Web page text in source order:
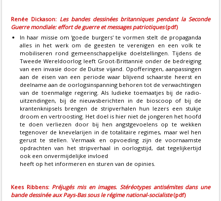
Renée Dickason: Les bandes dessinées britanniques pendant la Seconde
Guerre mondiale: effort de guerre et messages patriotiques(pdf)
In haar missie om 'goede burgers' te vormen stelt de propaganda
alles in het werk om de geesten te verenigen en een volk te
mobiliseren rond gemeenschappelijke doelstellingen. Tijdens de
Tweede Wereldoorlog leeft Groot-Brittannië onder de bedreiging
van een invasie door de Duitse vijand. Opofferingen, aanpassingen
aan de eisen van een periode waar blijvend schaarste heerst en
deelname aan de oorlogsinspanning behoren tot de verwachtingen
van de toenmalige regering. Als ludieke toemaatjes bij de radio-
uitzendingen, bij de nieuwsberichten in de bioscoop of bij de
krantenknipsels brengen de stripverhalen hun lezers een stukje
droom en vertroosting. Het doel is hier niet de jongeren het hoofd
te doen verliezen door bij hen angstgevoelens op te wekken
tegenover de knevelarijen in de totalitaire regimes, maar wel hen
gerust te stellen. Vermaak en opvoeding zijn de voornaamste
opdrachten van het stripverhaal in oorlogstijd, dat tegelijkertijd
ook een onvermijdelijke invloed
heeft op het informeren en sturen van de opinies.
Kees Ribbens: Préjugés mis en images. Stéréotypes antisémites dans une
bande dessinée aux Pays-Bas sous le régime national-socialiste(pdf)